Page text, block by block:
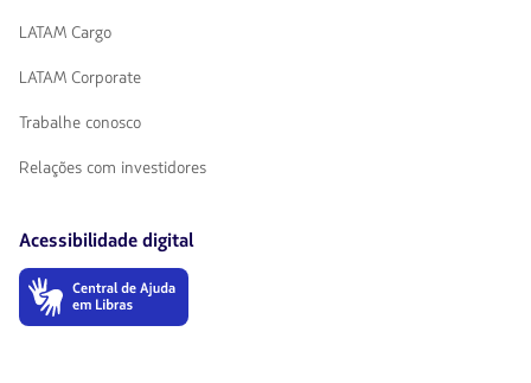
LATAM Cargo
LATAM Corporate
Trabalhe conosco
Relações com investidores
Acessibilidade digital
O
será